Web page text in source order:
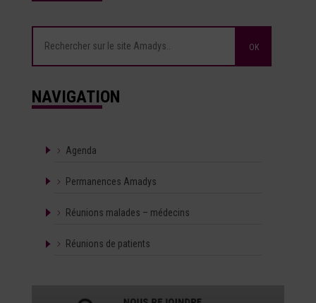
NAVIGATION
Agenda
Permanences Amadys
Réunions malades – médecins
Réunions de patients